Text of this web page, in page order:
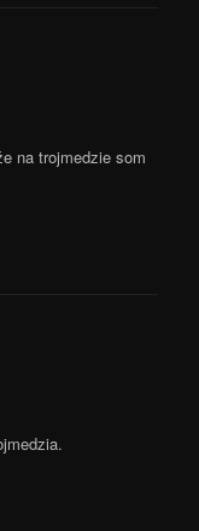
na trojmedzie som